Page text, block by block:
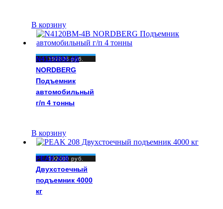
В корзину
N4120BM-4B
NORDBERG
Подъемник
автомобильный
г/п 4 тонны
197806руб.
В корзину
PEAK 208
Двухстоечный
подъемник 4000
кг
192000 руб.